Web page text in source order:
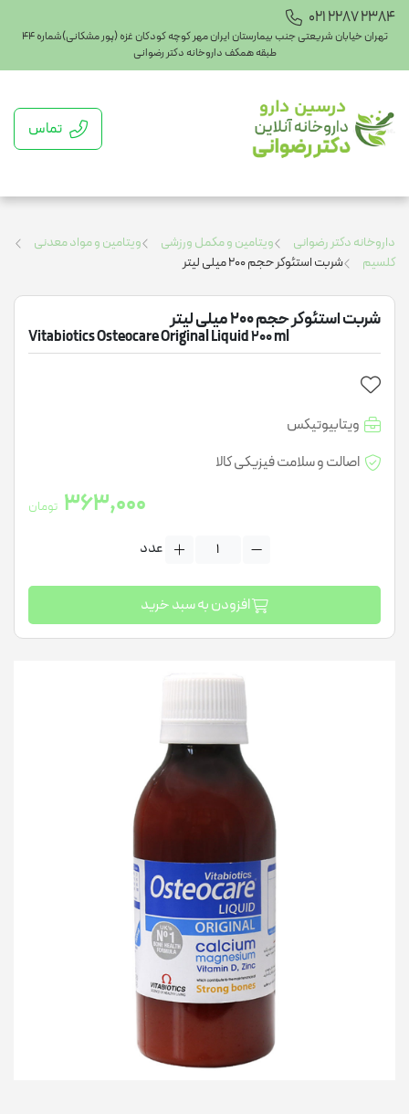
021 2287 2384
تهران خیابان شریعتی جنب بیمارستان ایران مهر کوچه کودکان غزه (پور مشکانی)شماره ۴۴
طبقه همکف داروخانه دکتر رضوانی
تماس
داروخانه دکتر رضوانی ویتامین و مکمل ورزشی
ویتامین و مواد معدنی
کلسیم
شربت استئوکر حجم 200 میلی لیتر
شربت استئوکر حجم 200 میلی لیتر
Vitabiotics Osteocare Original Liquid 200 ml
ویتابیوتیکس
اصالت و سلامت فیزیکی کالا
363,000 تومان
عدد